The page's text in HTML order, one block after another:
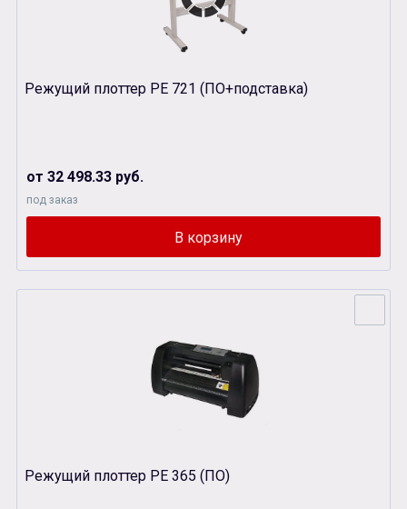
Режущий плоттер РЕ 721 (ПО+подставка)
от 32 498.33 руб.
под заказ
Режущий плоттер РЕ 365 (ПО)